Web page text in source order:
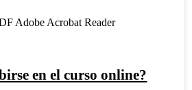
Adobe Acrobat Reader
en el curso online?